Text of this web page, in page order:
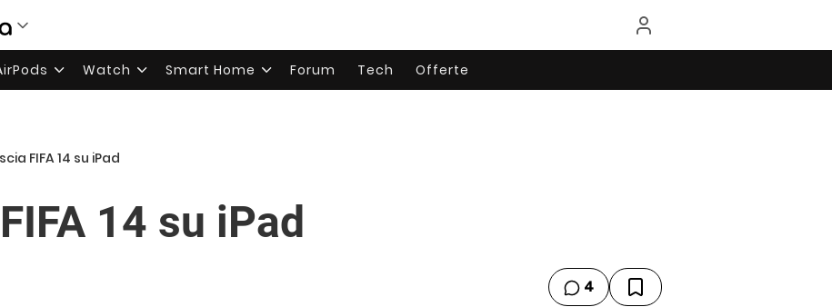
Watch Smart Home Forum Tech Offerte
FIFA 14 su iPad
14 su iPad
4